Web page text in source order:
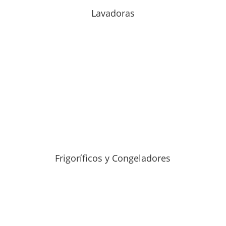
Lavadoras
Frigoríficos y Congeladores